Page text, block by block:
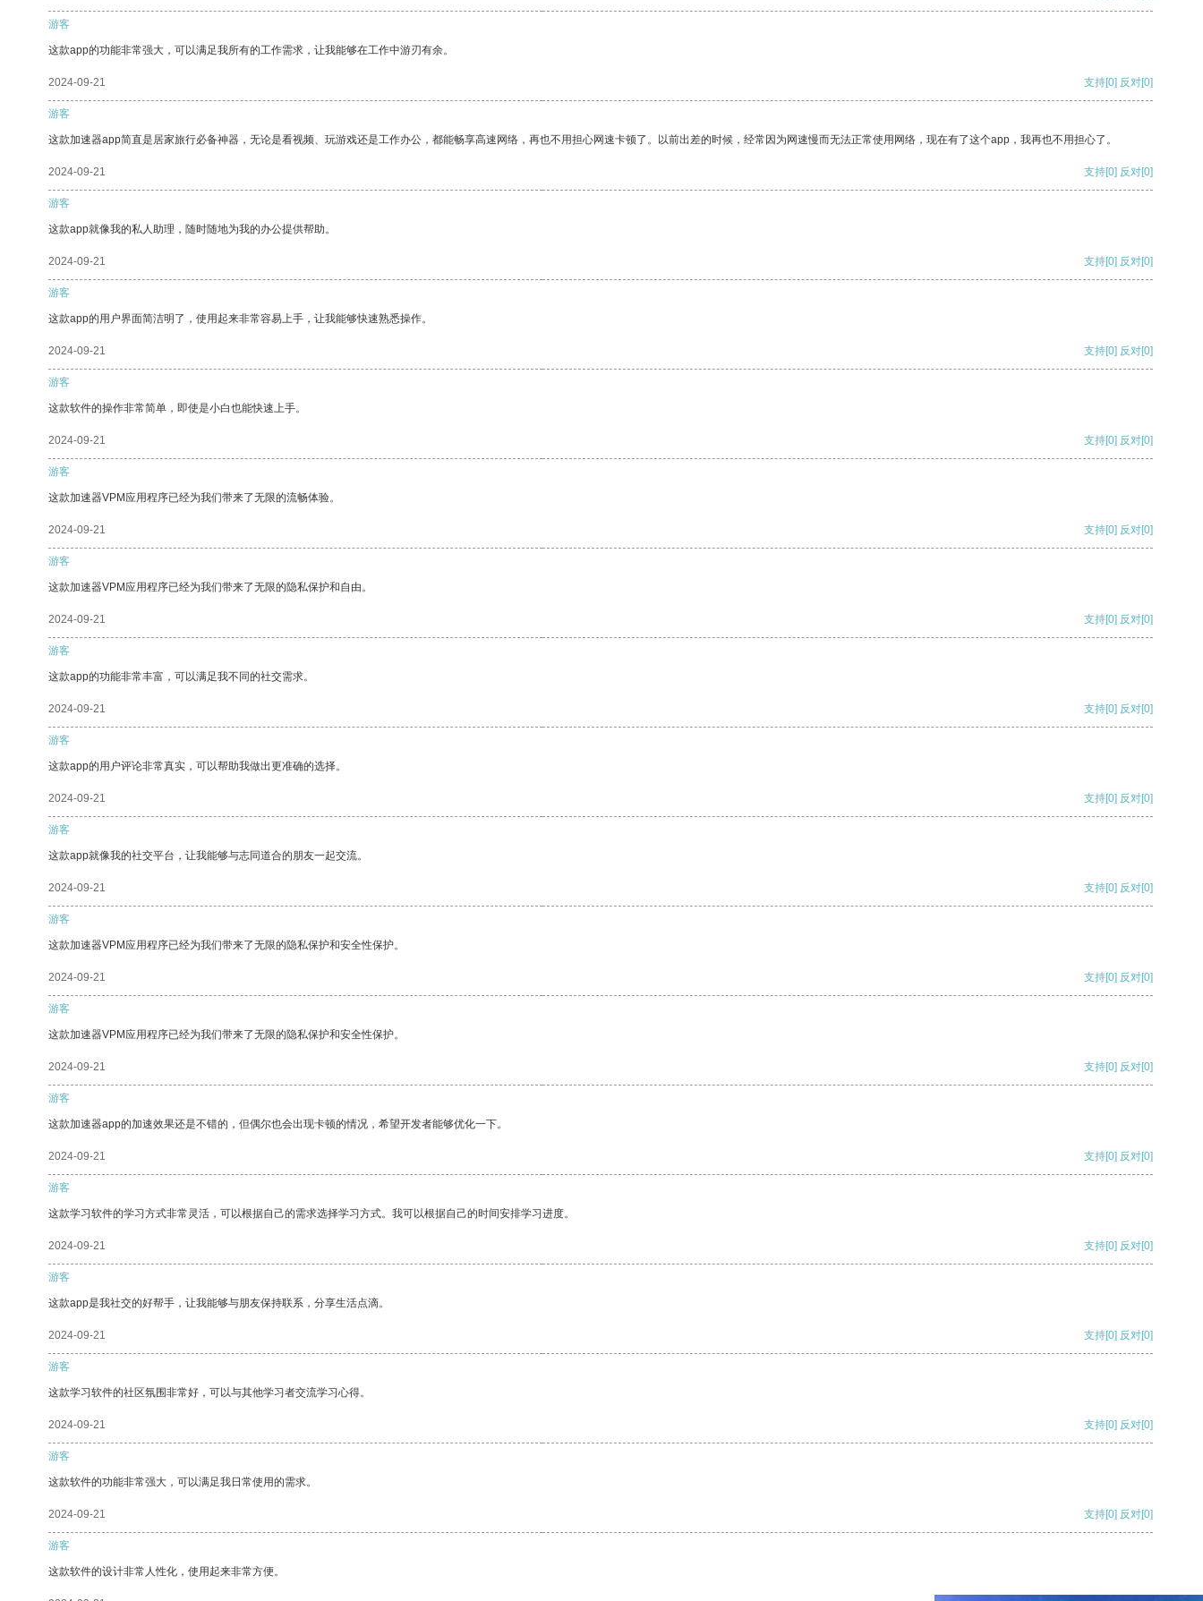
游客
这款app的功能非常强大，可以满足我所有的工作需求，让我能够在工作中游刃有余。
2024-09-21 支持[0] 反对[0]
游客
这款加速器app简直是居家旅行必备神器，无论是看视频、玩游戏还是工作办公，都能畅享高速网络，再也不用担心网速卡顿了。以前出差的时候，经常因为网速慢而无法正常使用网络，现在有了这个app，我再也不用担心了。
2024-09-21 支持[0] 反对[0]
游客
这款app就像我的私人助理，随时随地为我的办公提供帮助。
2024-09-21 支持[0] 反对[0]
游客
这款app的用户界面简洁明了，使用起来非常容易上手，让我能够快速熟悉操作。
2024-09-21 支持[0] 反对[0]
游客
这款软件的操作非常简单，即使是小白也能快速上手。
2024-09-21 支持[0] 反对[0]
游客
这款加速器VPM应用程序已经为我们带来了无限的流畅体验。
2024-09-21 支持[0] 反对[0]
游客
这款加速器VPM应用程序已经为我们带来了无限的隐私保护和自由。
2024-09-21 支持[0] 反对[0]
游客
这款app的功能非常丰富，可以满足我不同的社交需求。
2024-09-21 支持[0] 反对[0]
游客
这款app的用户评论非常真实，可以帮助我做出更准确的选择。
2024-09-21 支持[0] 反对[0]
游客
这款app就像我的社交平台，让我能够与志同道合的朋友一起交流。
2024-09-21 支持[0] 反对[0]
游客
这款加速器VPM应用程序已经为我们带来了无限的隐私保护和安全性保护。
2024-09-21 支持[0] 反对[0]
游客
这款加速器VPM应用程序已经为我们带来了无限的隐私保护和安全性保护。
2024-09-21 支持[0] 反对[0]
游客
这款加速器app的加速效果还是不错的，但偶尔也会出现卡顿的情况，希望开发者能够优化一下。
2024-09-21 支持[0] 反对[0]
游客
这款学习软件的学习方式非常灵活，可以根据自己的需求选择学习方式。我可以根据自己的时间安排学习进度。
2024-09-21 支持[0] 反对[0]
游客
这款app是我社交的好帮手，让我能够与朋友保持联系，分享生活点滴。
2024-09-21 支持[0] 反对[0]
游客
这款学习软件的社区氛围非常好，可以与其他学习者交流学习心得。
2024-09-21 支持[0] 反对[0]
游客
这款软件的功能非常强大，可以满足我日常使用的需求。
2024-09-21 支持[0] 反对[0]
游客
这款软件的设计非常人性化，使用起来非常方便。